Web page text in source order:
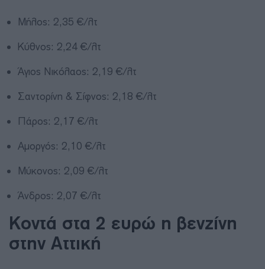
Μήλος: 2,35 €/λτ
Κύθνος: 2,24 €/λτ
Άγιος Νικόλαος: 2,19 €/λτ
Σαντορίνη & Σίφνος: 2,18 €/λτ
Πάρος: 2,17 €/λτ
Αμοργός: 2,10 €/λτ
Μύκονος: 2,09 €/λτ
Άνδρος: 2,07 €/λτ
Κοντά στα 2 ευρώ η βενζίνη
στην Αττική